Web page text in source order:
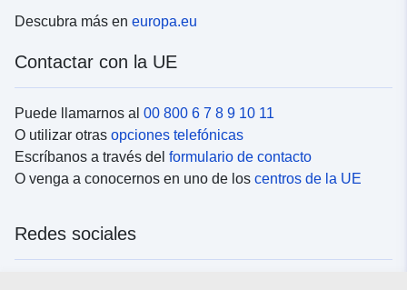
Descubra más en europa.eu
Contactar con la UE
Puede llamarnos al 00 800 6 7 8 9 10 11
O utilizar otras opciones telefónicas
Escríbanos a través del formulario de contacto
O venga a conocernos en uno de los centros de la UE
Redes sociales